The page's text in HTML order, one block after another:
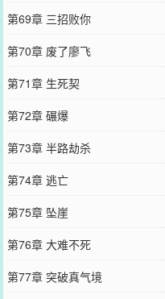
第69章 三招败你
第70章 废了廖飞
第71章 生死契
第72章 碾爆
第73章 半路劫杀
第74章 逃亡
第75章 坠崖
第76章 大难不死
第77章 突破真气境